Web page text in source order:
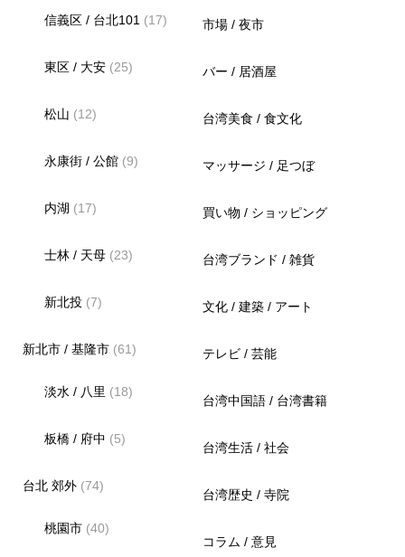
信義区 / 台北101 (17)
東区 / 大安 (25)
松山 (12)
永康街 / 公館 (9)
内湖 (17)
士林 / 天母 (23)
新北投 (7)
新北市 / 基隆市(61)
淡水 / 八里 (18)
板橋 / 府中 (5)
台北 郊外(74)
桃園市 (40)
市場 / 夜市
バー / 居酒屋
台湾美食 / 食文化
マッサージ / 足つぼ
買い物 / ショッピング
台湾ブランド / 雑貨
文化 / 建築 / アート
テレビ / 芸能
台湾中国語 / 台湾書籍
台湾生活 / 社会
台湾歴史 / 寺院
コラム / 意見